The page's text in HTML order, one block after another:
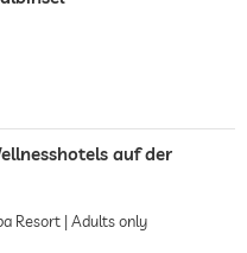
auf der
Resort | Adults only